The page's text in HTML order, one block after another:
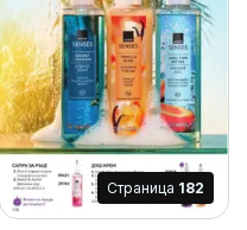
Cтраница 182